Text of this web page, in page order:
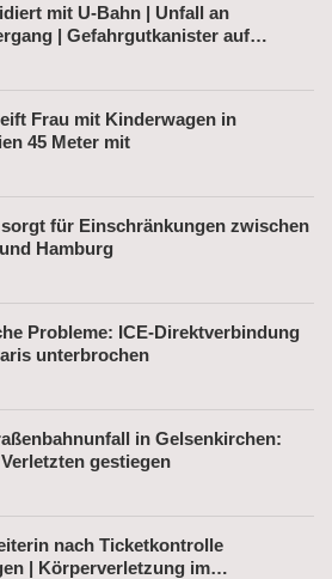
mit U-Bahn | Unfall an
| Gefahrgutkanister auf
Frau mit Kinderwagen in
45 Meter mit
für Einschränkungen zwischen
Hamburg
Probleme: ICE-Direktverbindung
unterbrochen
in Gelsenkirchen:
gestiegen
nach Ticketkontrolle
| Körperverletzung im